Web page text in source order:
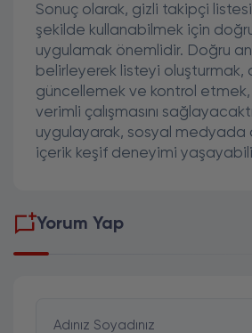
Sonuç olarak, gizli takipçi
şekilde kullanabilmek için
uygulamak önemlidir. Doğru
belirleyerek listeyi oluşturmak,
güncellemek ve kontrol
verimli çalışmasını
uygulayarak, sosyal medyada
içerik keşif deneyimi
Yorum Yap
Adınız Soyadınız